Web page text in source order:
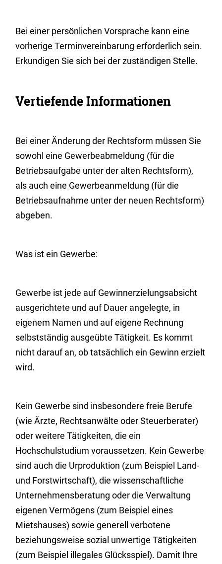
Bei einer persönlichen Vorsprache kann eine
vorherige Terminvereinbarung erforderlich sein.
Erkundigen Sie sich bei der zuständigen Stelle.
Vertiefende Informationen
Bei einer Änderung der Rechtsform müssen Sie
sowohl eine Gewerbeabmeldung (für die
Betriebsaufgabe unter der alten Rechtsform),
als auch eine Gewerbeanmeldung (für die
Betriebsaufnahme unter der neuen Rechtsform)
abgeben.
Was ist ein Gewerbe:
Gewerbe ist jede auf Gewinnerzielungsabsicht
ausgerichtete und auf Dauer angelegte, in
eigenem Namen und auf eigene Rechnung
selbstständig ausgeübte Tätigkeit. Es kommt
nicht darauf an, ob tatsächlich ein Gewinn erzielt
wird.
Kein Gewerbe sind insbesondere freie Berufe
(wie Ärzte, Rechtsanwälte oder Steuerberater)
oder weitere Tätigkeiten, die ein
Hochschulstudium voraussetzen. Kein Gewerbe
sind auch die Urproduktion (zum Beispiel Land-
und Forstwirtschaft), die wissenschaftliche
Unternehmensberatung oder die Verwaltung
eigenen Vermögens (zum Beispiel eines
Mietshauses) sowie generell verbotene
beziehungsweise sozial unwertige Tätigkeiten
(zum Beispiel illegales Glücksspiel). Damit Ihre